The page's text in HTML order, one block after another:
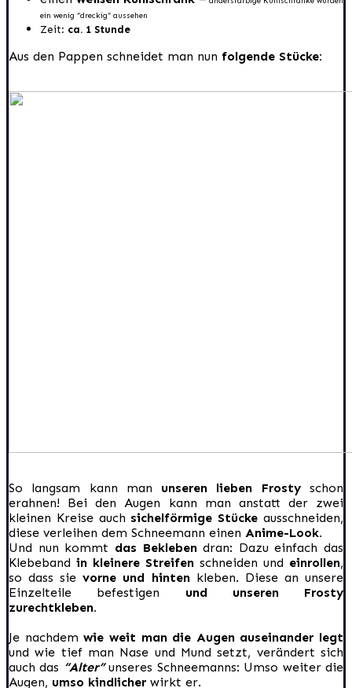
ein wenig “dreckig” aussehen
Zeit: ca. 1 Stunde
Aus den Pappen schneidet man nun folgende Stücke:
So langsam kann man unseren lieben Frostyschon
erahnen! Bei den Augen kann man anstatt der zwei
kleinen Kreise auch sichelförmige Stückeausschneiden,
diese verleihen dem Schneemann einen Anime-Look.
Und nun kommt das Beklebendran: Dazu einfach das
Klebeband in kleinere Streifen schneiden und einrollen,
so dass sie vorne und hintenkleben. Diese an unsere
Einzelteile befestigen und unseren Frosty
zurechtkleben.
Je nachdemwie weit man die Augen auseinander legt
und wie tief man Nase und Mund setzt, verändert sich
auch das “Alter”unseres Schneemanns: Umso weiter die
Augen, umso kindlicher wirkt er.